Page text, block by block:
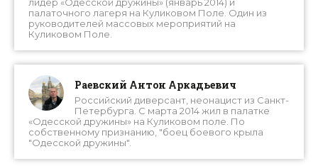
палаточного лагеря на Куликовом Поле. Один из
руководителей массовых мероприятий на
Куликовом Поле.
Раевский Антон Аркадьевич
Российский диверсант, неонацист из Санкт-
Петербурга. С марта 2014 жил в палатке
«Одесской дружины» на Куликовом поле. По
собственному признанию, "боец боевого крыла
"Одесской дружины".